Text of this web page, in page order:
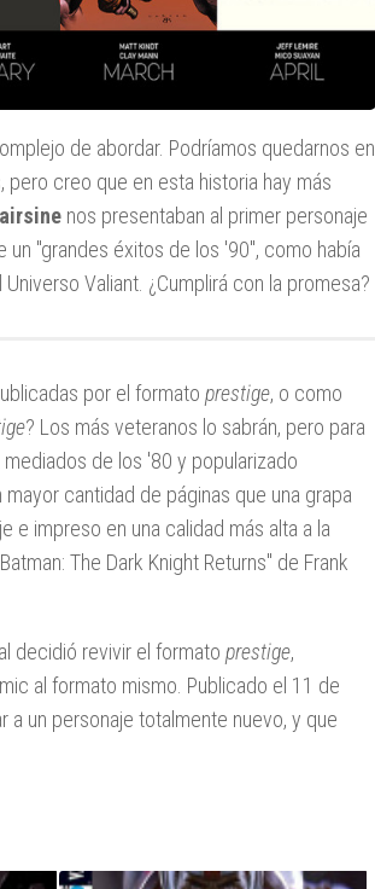
de abordar. Podríamos quedarnos en
creo que en esta historia hay más
nos presentaban al primer personaje
"grandes éxitos de los '90", como había
Valiant. ¿Cumplirá con la promesa?
por el formato prestige, o como
? Los más veteranos lo sabrán, pero para
de los '80 y popularizado
cantidad de páginas que una grapa
e impreso en una calidad más alta a la
The Dark Knight Returns" de Frank
decidió revivir el formato prestige,
al formato mismo. Publicado el 11 de
un personaje totalmente nuevo, y que